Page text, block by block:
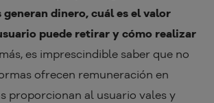
dinero, cuál es el valor
puede retirar y cómo realizar
es imprescindible saber que no
ofrecen remuneración en
proporcionan al usuario vales y